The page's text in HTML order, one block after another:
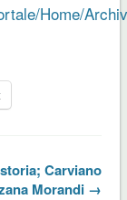
Home/
Carviano
Morandi →